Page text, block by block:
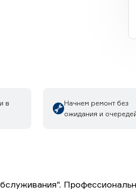
в
Начнем ремонт без
ожидания и